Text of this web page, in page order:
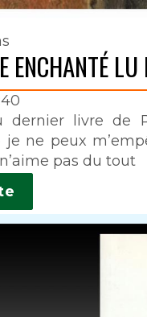
ENCHANTÉ
dernier livre de
je ne peux
pas du tout